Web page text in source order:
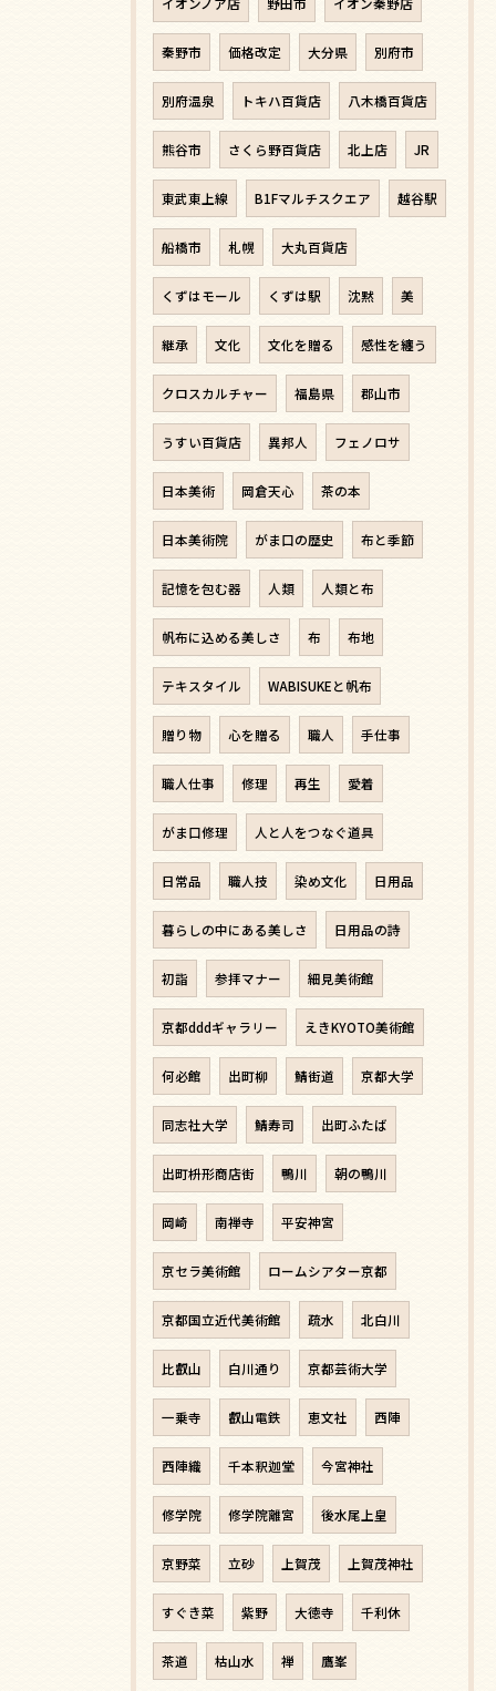
イオンノア店 野田市 イオン秦野店
秦野市 価格改定 大分県 別府市
別府温泉 トキハ百貨店 八木橋百貨店
熊谷市 さくら野百貨店 北上店 JR
東武東上線 B1Fマルチスクエア 越谷駅
船橋市 札幌 大丸百貨店
くずはモール くずは駅 沈黙 美
継承 文化 文化を贈る 感性を纏う
クロスカルチャー 福島県 郡山市
うすい百貨店 異邦人 フェノロサ
日本美術 岡倉天心 茶の本
日本美術院 がま口の歴史 布と季節
記憶を包む器 人類 人類と布
帆布に込める美しさ 布 布地
テキスタイル WABISUKEと帆布
贈り物 心を贈る 職人 手仕事
職人仕事 修理 再生 愛着
がま口修理 人と人をつなぐ道具
日常品 職人技 染め文化 日用品
暮らしの中にある美しさ 日用品の詩
初詣 参拝マナー 細見美術館
京都dddギャラリー えきKYOTO美術館
何必館 出町柳 鯖街道 京都大学
同志社大学 鯖寿司 出町ふたば
出町枡形商店街 鴨川 朝の鴨川
岡崎 南禅寺 平安神宮
京セラ美術館 ロームシアター京都
京都国立近代美術館 疏水 北白川
比叡山 白川通り 京都芸術大学
一乗寺 叡山電鉄 恵文社 西陣
西陣織 千本釈迦堂 今宮神社
修学院 修学院離宮 後水尾上皇
京野菜 立砂 上賀茂 上賀茂神社
すぐき菜 紫野 大徳寺 千利休
茶道 枯山水 禅 鷹峯